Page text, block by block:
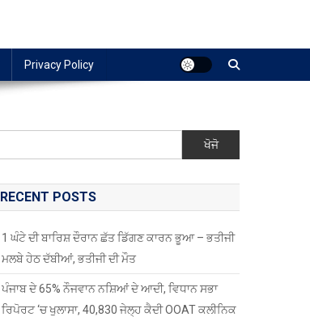
Privacy Policy
ਖੋਜੋ
RECENT POSTS
1 ਘੰਟੇ ਦੀ ਬਾਰਿਸ਼ ਦੌਰਾਨ ਛੱਤ ਡਿੱਗਣ ਕਾਰਨ ਭੂਆ – ਭਤੀਜੀ
ਮਲਬੇ ਹੇਠ ਦੱਬੀਆਂ, ਭਤੀਜੀ ਦੀ ਮੌਤ
ਪੰਜਾਬ ਦੇ 65% ਨੌਜਵਾਨ ਨਸ਼ਿਆਂ ਦੇ ਆਦੀ, ਵਿਧਾਨ ਸਭਾ
ਰਿਪੋਰਟ ‘ਚ ਖੁਲਾਸਾ, 40,830 ਜੇਲ੍ਹ ਕੈਦੀ OOAT ਕਲੀਨਿਕ